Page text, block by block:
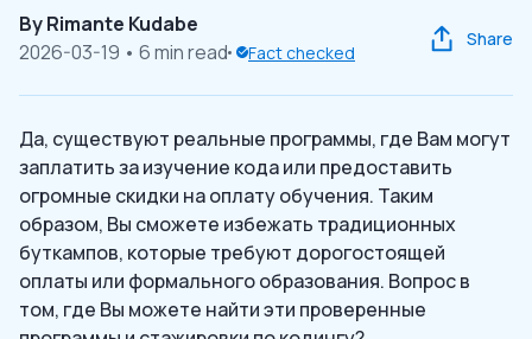
ByRimante Kudabe
2026-03-19 • 6 min read Fact checked
Share
Да, существуют реальные программы, где Вам могут
заплатить за изучение кода или предоставить
огромные скидки на оплату обучения. Таким
образом, Вы сможете избежать традиционных
буткампов, которые требуют дорогостоящей
оплаты или формального образования. Вопрос в
том, где Вы можете найти эти проверенные